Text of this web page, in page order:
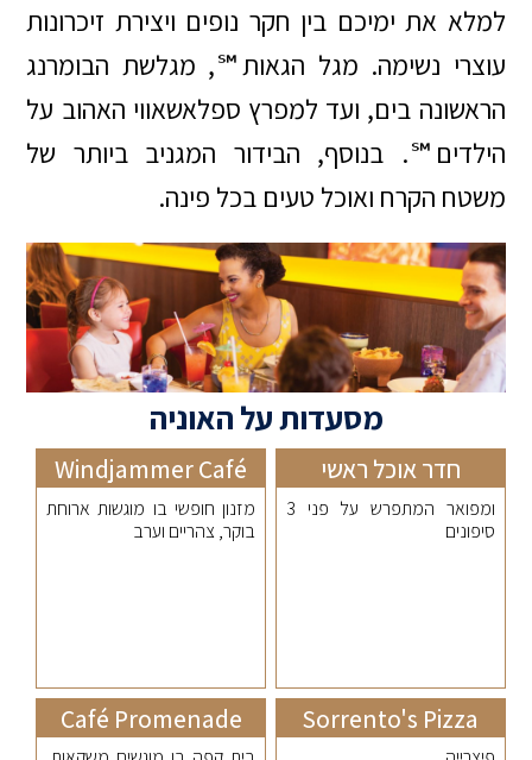
למלא את ימיכם בין חקר נופים ויצירת זיכרונות
עוצרי נשימה. מגל הגאות℠, מגלשת הבומרנג
הראשונה בים, ועד למפרץ ספלאשאווי האהוב על
הילדים℠. בנוסף, הבידור המגניב ביותר של
משטח הקרח ואוכל טעים בכל פינה.
מסעדות על האוניה
חדר אוכל ראשי
ומפואר המתפרש על פני 3
סיפונים
Windjammer Café
מזנון חופשי בו מוגשות ארוחת
בוקר, צהריים וערב
Sorrento's Pizza
Café Promenade